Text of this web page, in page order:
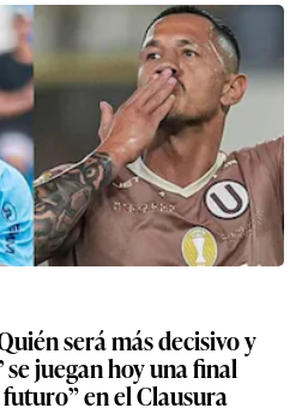
será más decisivo y
se juegan hoy una final
en el Clausura